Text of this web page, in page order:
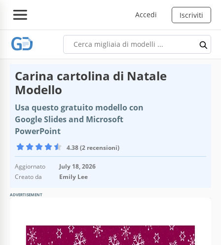
Accedi Iscriviti
Carina cartolina di Natale
Modello
Usa questo gratuito modello con
Google Slides and Microsoft
PowerPoint
4.38 (2 recensioni)
Aggiornato
July 18, 2026
Creato da
Emily Lee
ADVERTISEMENT
Formato
Google Slides